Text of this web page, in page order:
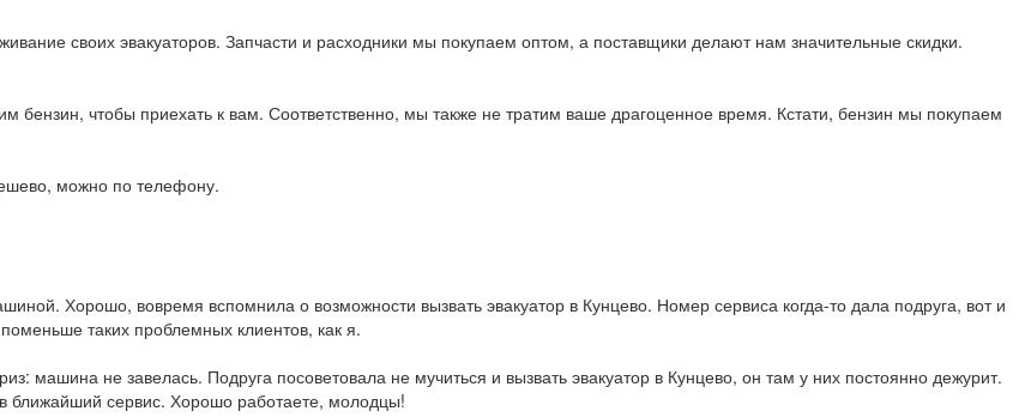
своих эвакуаторов. Запчасти и расходники мы покупаем оптом, а поставщики делают нам значительные скидки.
чтобы приехать к вам. Соответственно, мы также не тратим ваше драгоценное время. Кстати, бензин мы покупаем
можно по телефону.
Хорошо, вовремя вспомнила о возможности вызвать эвакуатор в Кунцево. Номер сервиса когда-то дала подруга, вот и
таких проблемных клиентов, как я.
машина не завелась. Подруга посоветовала не мучиться и вызвать эвакуатор в Кунцево, он там у них постоянно дежурит.
ближайший сервис. Хорошо работаете, молодцы!